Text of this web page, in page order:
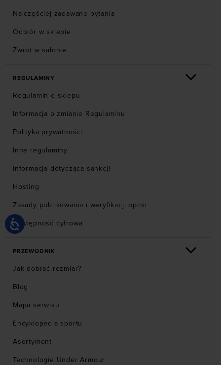
Najczęściej zadawane pytania
Odbiór w sklepie
Zwrot w salonie
REGULAMINY
Regulamin e-sklepu
Informacja o zmianie Regulaminu
Polityka prywatności
Inne regulaminy
Informacja dotycząca sankcji
Hosting
Zasady publikowania i weryfikacji opinii
Dostępność cyfrowa
PRZEWODNIK
Jak dobrać rozmiar?
Blog
Mapa serwisu
Encyklopedia sportu
Asortyment
Technologie Under Armour